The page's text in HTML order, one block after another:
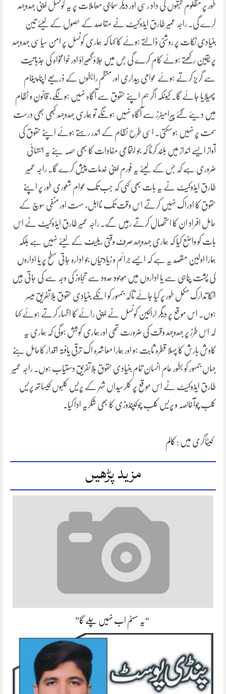
طور پر مظلوم طبقوں کی داد رسی اور دیگر سماجی معاملات پر یہ کونسل اپنی جہدوجہد
کرے گی۔ راجہ عمیر طارق ایڈوکیٹ نے مقاصد کے حصول کے لیئے تین
بنیادی نکات پر روشنی ڈالتے ہوئے کا کہا کہ ہماری کونسل پر امن سیاسی جہدوجہد
پر یقین رکھتے ہوئے کام کرے گی جس میں جلاؤ گھیراؤ اور خوامخواہ کی جذباتیت
سے گریز کرتے ہوئے عوامی بیداری اور منظم رابطوں کے ذریعے اپنا پیغام
پھیلایا جائے گا۔ کیونکہ اگر ہم اپنے حقوق سے آگاہ نہیں ہونگے، قانون و نظام
میں دیئے گئے پیرامیٹرز سے آگاہ نہیں ہونگے تو ہماری جہدوجہد کبھی بھی درست
سمت پر نہیں ہوسکتی۔ اسی طرح نظام کے اندر رہتے ہوئے اپنے حقوق کی
آواز ایسے انداز میں بلند کرنا کہ جو اجتماعی مفادات کا بھی حصہ بنے یہ انتہائی
ضروری ہے کہ جس کے لیئے یہ فورم اپنی خدمات پیش کرے گا۔ راجہ عمیر
طارق ایڈوکیٹ نے یہ بات بھی کہی کہ جب تک عوام شعوری طور پر اپنے
حقوق کا ادراک نہیں کرتے اس وقت تک نااہل، سست اور منفی سوچ کے
حامل افراد ان کا استحصال کرتے رہیں گے۔ راجہ عمیر طارق ایڈوکیٹ نے اس
بات کو واضع کیا کہ ہماری جہدوجہد صرف وقتی ریلیف کے لیئے نہیں ہے بلکہ
ہمارا اولین مقصد یہ ہے کہ ایسے جرائم و زیادتیاں جو ادارہ جاتی سطح پر یا اداروں
کی پشت پناہی سے یا اداروں میں موجود حدود سے تجاوز کی وجہ سے کی جاتی ہیں
انکا تدارک مکمل طور پر کیا جائے تاکہ جمہور کو انکے بنیادی حقوق بلاتفریق میسر
ہوں۔ اس موقع پر دیگر اراکین کونسل نے اپنی رائے کا اظہار کرتے ہوئے کہا
کہ اس طرز پر جہدوجہد وقت کی ضرورت تھی اور ہماری کوشش ہوگی کہ ہماری یہ
کاوش بارش کا پہلا قطرہ ثابت ہو اور ہمارا معاشرہ اک ترقی یافتہ اقدار کاحامل بنے
جہاں جمہور کو بطور عام انسان تمام بنیادی حقوق بلاتفریق دستیاب ہوں۔ راجہ عمیر
طارق ایڈوکیٹ نے اس موقع پر کلرسیداں شہر کے پریس کلبوں کیساتھ پریس
کلب چوآخالصہ و پریس کلب چوکپنڈوڑی کا بھی شکریہ ادا کیا۔
کیٹاگری میں : کالم
مزید پڑھیں
“یہ سسٹم اب نہیں چلے گا”